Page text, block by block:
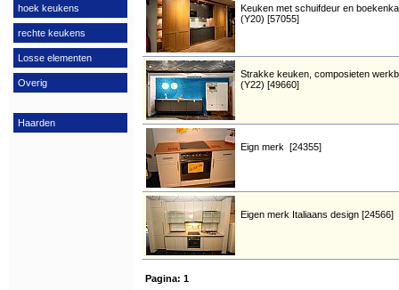
hoek keukens
rechte keukens
Losse elementen
Overig
Haarden
Keuken met schuifdeur en
(Y20) [57055]
Strakke keuken, composieten
(Y22) [49660]
Eign merk [24355]
Eigen merk Italiaans design [24566]
Pagina: 1